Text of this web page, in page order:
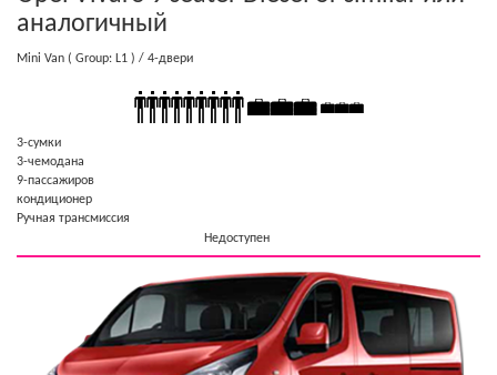
аналогичный
Mini Van ( Group: L1 ) / 4-двери
3-сумки
3-чемодана
9-пассажиров
кондиционер
Ручная трансмиссия
Недоступен